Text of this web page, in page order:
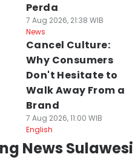
Perda
7 Aug 2026, 21:38 WIB
News
Cancel Culture:
Why Consumers
Don't Hesitate to
Walk Away From a
Brand
7 Aug 2026, 11:00 WIB
English
News Sulawesi